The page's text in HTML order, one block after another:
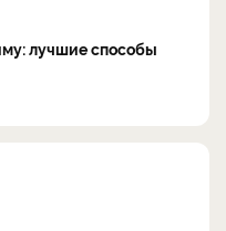
лучшие способы